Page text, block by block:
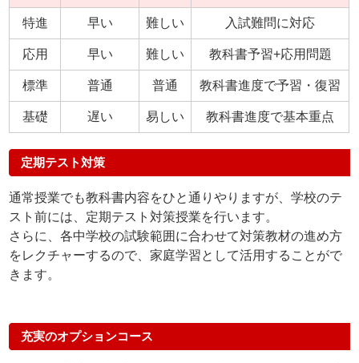
特進 早い 難しい 入試難問に対応
応用 早い 難しい 教科書予習+応用問題
標準 普通 普通 教科書進度で予習・復習
基礎 遅い 易しい 教科書進度で基本重点
定期テスト対策
通常授業でも教科書内容をひと通りやりますが、学校のテ
スト前には、定期テスト対策授業を行います。
さらに、各中学校の試験範囲に合わせて対策教材の進め方
をレクチャーするので、家庭学習として活用することがで
きます。
充実のオプションコース